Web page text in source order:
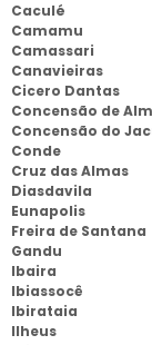
Caculé
Camamu
Camassari
Canavieiras
Cicero Dantas
Concensão de
Concensão do
Conde
Cruz das Almas
Diasdavila
Eunapolis
Freira de Santana
Gandu
Ibaira
Ibiassocê
Ibirataia
Ilheus